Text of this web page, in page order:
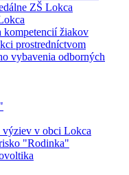
ZŠ Lokca
žiakov
prostredníctvom
vybavenia odborných
výziev v obci Lokca
"Rodinka"